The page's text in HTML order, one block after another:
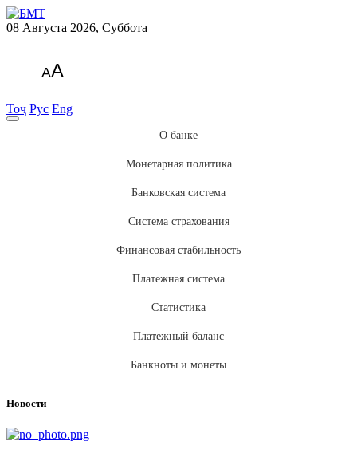
08 Августа 2026, Суббота
AA
Тоҷ Рус Eng
О банке
Монетарная политика
Банковская система
Система страхования
Финансовая стабильность
Платежная система
Статистика
Платежный баланс
Банкноты и монеты
Новости